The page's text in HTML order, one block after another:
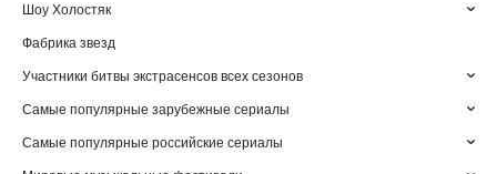
Шоу Холостяк
Фабрика звезд
Участники битвы экстрасенсов всех сезонов
Самые популярные зарубежные сериалы
Самые популярные российские сериалы